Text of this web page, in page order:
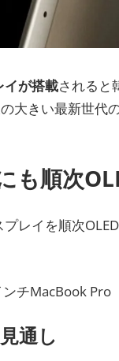
が搭載されると
大きい最新世代
順次
レイを順次
チMacBook Pro
通し